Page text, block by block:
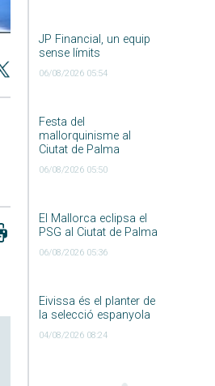
JP Financial, un equip
sense límits
06/08/2026 05:54
Festa del
mallorquinisme al
Ciutat de Palma
06/08/2026 05:50
El Mallorca eclipsa el
PSG al Ciutat de Palma
06/08/2026 05:36
Eivissa és el planter de
la selecció espanyola
04/08/2026 08:24